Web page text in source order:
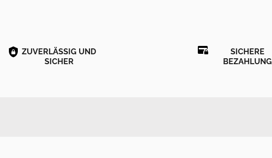
ZUVERLÄSSIG UND
SICHER
SICHERE
BEZAHLUNG